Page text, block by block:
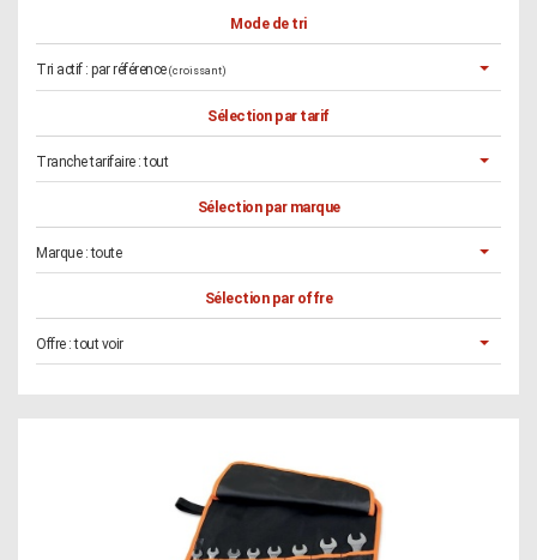
Mode de tri
Tri actif : par référence (croissant)
Sélection par tarif
Tranche tarifaire :tout
Sélection par marque
Marque :toute
Sélection par offre
Offre :tout voir